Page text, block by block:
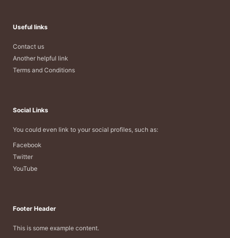
Useful links
Contact us
Another helpful link
Terms and Conditions
Social Links
You could even link to your social profiles, such as:
Facebook
Twitter
YouTube
Footer Header
This is some example content.